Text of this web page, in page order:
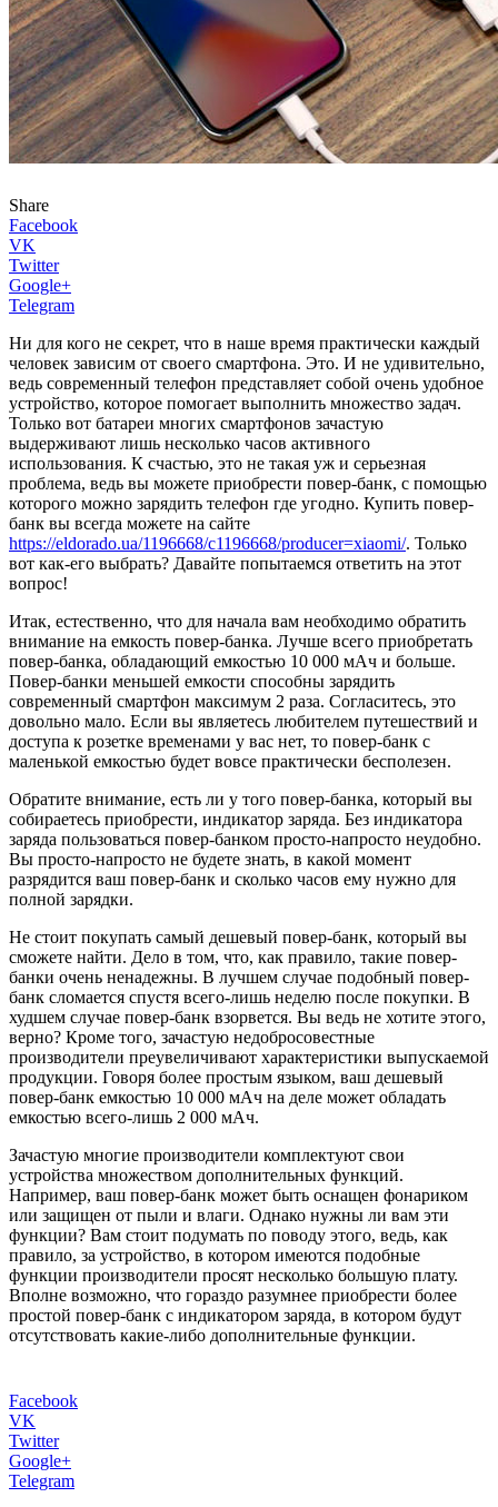
Share
Facebook
VK
Twitter
Google+
Telegram
Ни для кого не секрет, что в наше время практически каждый
человек зависим от своего смартфона. Это. И не удивительно,
ведь современный телефон представляет собой очень удобное
устройство, которое помогает выполнить множество задач.
Только вот батареи многих смартфонов зачастую
выдерживают лишь несколько часов активного
использования. К счастью, это не такая уж и серьезная
проблема, ведь вы можете приобрести повер-банк, с помощью
которого можно зарядить телефон где угодно. Купить повер-
банк вы всегда можете на сайте
https://eldorado.ua/1196668/c1196668/producer=xiaomi/. Только
вот как-его выбрать? Давайте попытаемся ответить на этот
вопрос!
Итак, естественно, что для начала вам необходимо обратить
внимание на емкость повер-банка. Лучше всего приобретать
повер-банка, обладающий емкостью 10 000 мАч и больше.
Повер-банки меньшей емкости способны зарядить
современный смартфон максимум 2 раза. Согласитесь, это
довольно мало. Если вы являетесь любителем путешествий и
доступа к розетке временами у вас нет, то повер-банк с
маленькой емкостью будет вовсе практически бесполезен.
Обратите внимание, есть ли у того повер-банка, который вы
собираетесь приобрести, индикатор заряда. Без индикатора
заряда пользоваться повер-банком просто-напросто неудобно.
Вы просто-напросто не будете знать, в какой момент
разрядится ваш повер-банк и сколько часов ему нужно для
полной зарядки.
Не стоит покупать самый дешевый повер-банк, который вы
сможете найти. Дело в том, что, как правило, такие повер-
банки очень ненадежны. В лучшем случае подобный повер-
банк сломается спустя всего-лишь неделю после покупки. В
худшем случае повер-банк взорвется. Вы ведь не хотите этого,
верно? Кроме того, зачастую недобросовестные
производители преувеличивают характеристики выпускаемой
продукции. Говоря более простым языком, ваш дешевый
повер-банк емкостью 10 000 мАч на деле может обладать
емкостью всего-лишь 2 000 мАч.
Зачастую многие производители комплектуют свои
устройства множеством дополнительных функций.
Например, ваш повер-банк может быть оснащен фонариком
или защищен от пыли и влаги. Однако нужны ли вам эти
функции? Вам стоит подумать по поводу этого, ведь, как
правило, за устройство, в котором имеются подобные
функции производители просят несколько большую плату.
Вполне возможно, что гораздо разумнее приобрести более
простой повер-банк с индикатором заряда, в котором будут
отсутствовать какие-либо дополнительные функции.
Facebook
VK
Twitter
Google+
Telegram